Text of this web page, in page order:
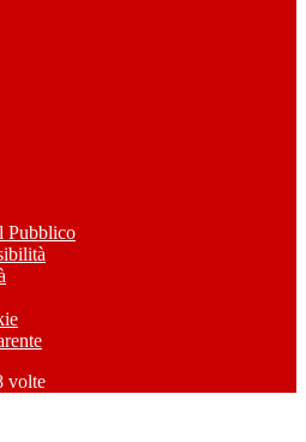
Pubblico
volte